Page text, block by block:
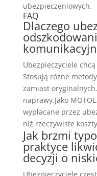
ubezpieczeniowych.
FAQ
Dlaczego
Ubezpieczyciele
Stosują różne
zamiast
naprawy.Jako
wypłacane przez
niż rzeczywiste
Jak brzmi
praktyce
decyzji o